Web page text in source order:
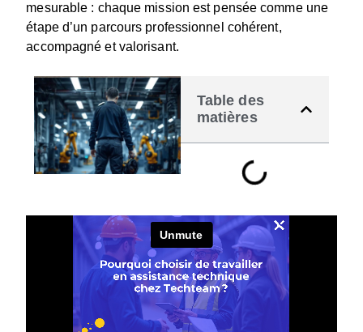
mesurable : chaque mission est pensée comme une
étape d’un parcours professionnel cohérent,
accompagné et valorisant.
Table des
matières